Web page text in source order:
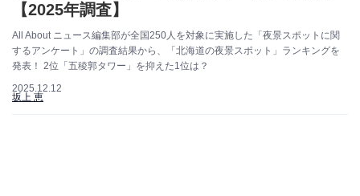
【2025年調査】
All About ニュース編集部が全国250人を対象に実施した「夜景スポットに関
するアンケート」の調査結果から、「北海道の夜景スポット」ランキングを
発表！ 2位「五稜郭タワー」を抑えた1位は？
2025.12.12
坂上 恵